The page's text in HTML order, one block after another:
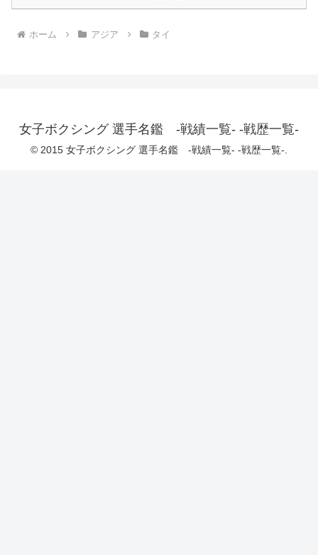
ホーム アジア タイ
女子ボクシング 選手名鑑 -戦績一覧- -戦歴一覧-
© 2015 女子ボクシング 選手名鑑 -戦績一覧- -戦歴一覧-.